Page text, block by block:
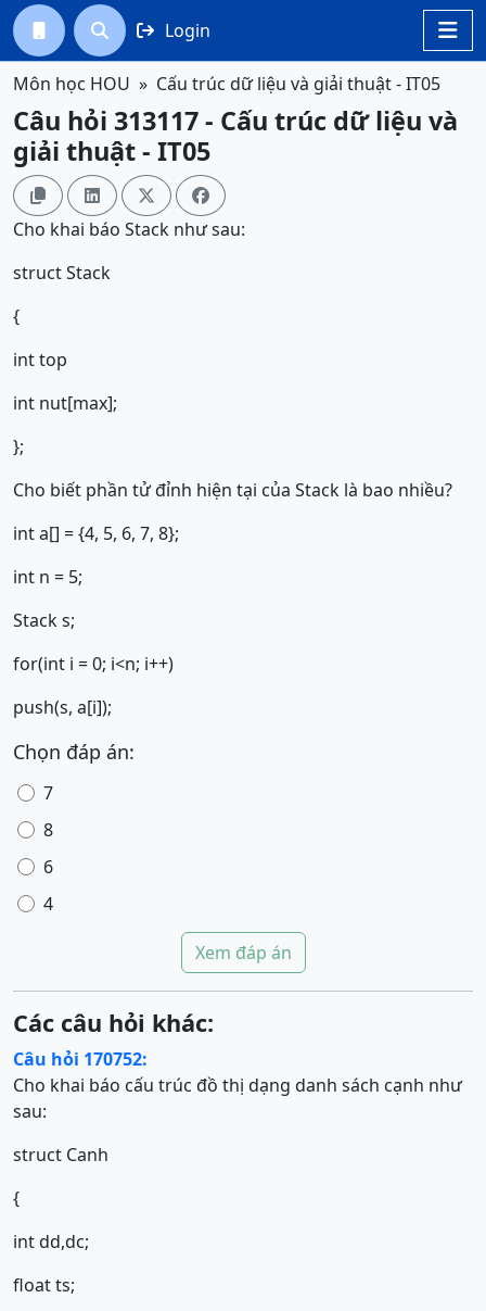

  Login
Môn học HOU Cấu trúc dữ liệu và giải thuật - IT05
Câu hỏi 313117 - Cấu trúc dữ liệu và
giải thuật - IT05
   
Cho khai báo Stack như sau:
struct Stack
{
int top
int nut[max];
};
Cho biết phần tử đỉnh hiện tại của Stack là bao nhiều?
int a[] = {4, 5, 6, 7, 8};
int n = 5;
Stack s;
for(int i = 0; i<n; i++)
push(s, a[i]);
Chọn đáp án:
7
8
6
4
Xem đáp án
Các câu hỏi khác:
Câu hỏi 170752:
Cho khai báo cấu trúc đồ thị dạng danh sách cạnh như
sau:
struct Canh
{
int dd,dc;
float ts;